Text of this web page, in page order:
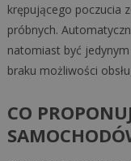
krępującego poczucia
próbnych.
natomiast być
braku możliwości
CO